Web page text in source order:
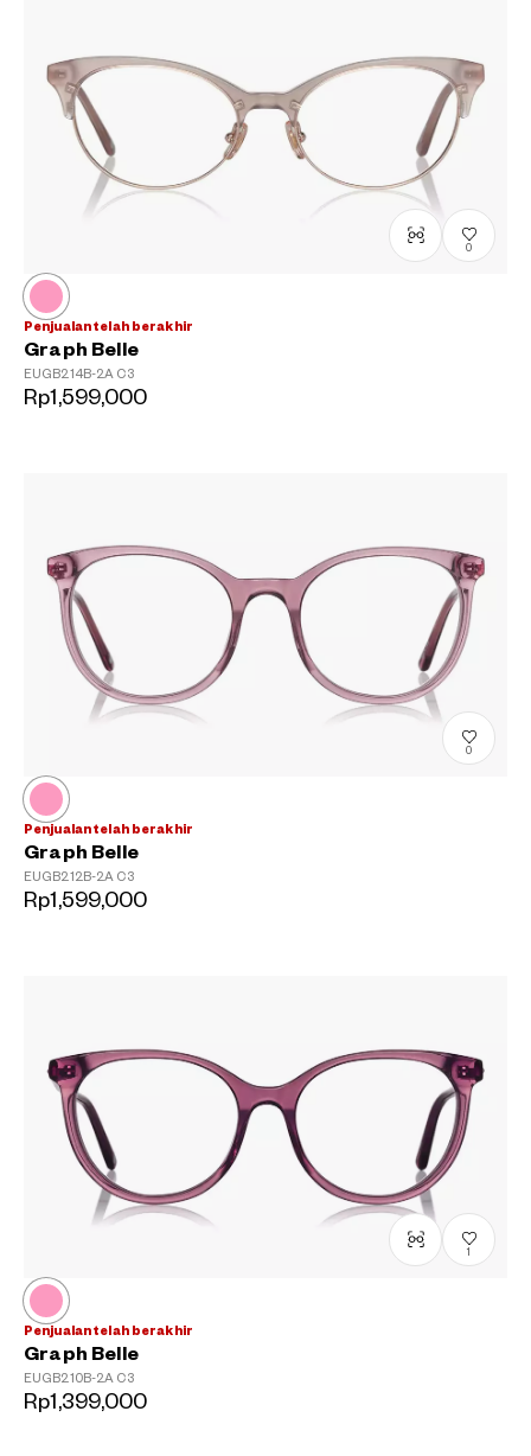
0
Penjualan telah berakhir
Graph Belle
EUGB214B-2A C3
Rp1,599,000
0
Penjualan telah berakhir
Graph Belle
EUGB212B-2A C3
Rp1,599,000
1
Penjualan telah berakhir
Graph Belle
EUGB210B-2A C3
Rp1,399,000